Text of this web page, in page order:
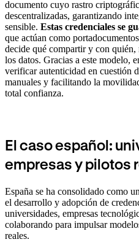
documento cuyo rastro
descentralizadas, garantizando
sensible. Estas credenciales se
que actúan como
decide qué compartir y con
los datos. Gracias a este modelo,
verificar autenticidad en cuestión
manuales y facilitando la
total confianza.
El caso español:
empresas y pilotos
España se ha consolidado como
el desarrollo y adopción de
universidades, empresas
colaborando para impulsar
reales.